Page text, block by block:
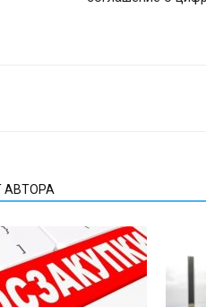
АВТОРА